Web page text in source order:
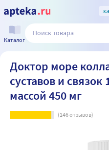
Каталог
Доктор море
суставов и
массой 450 мг
(146отзывов)